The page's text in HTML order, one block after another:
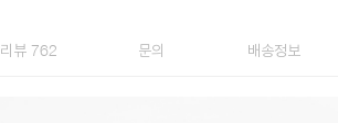
리뷰 762 문의 배송정보